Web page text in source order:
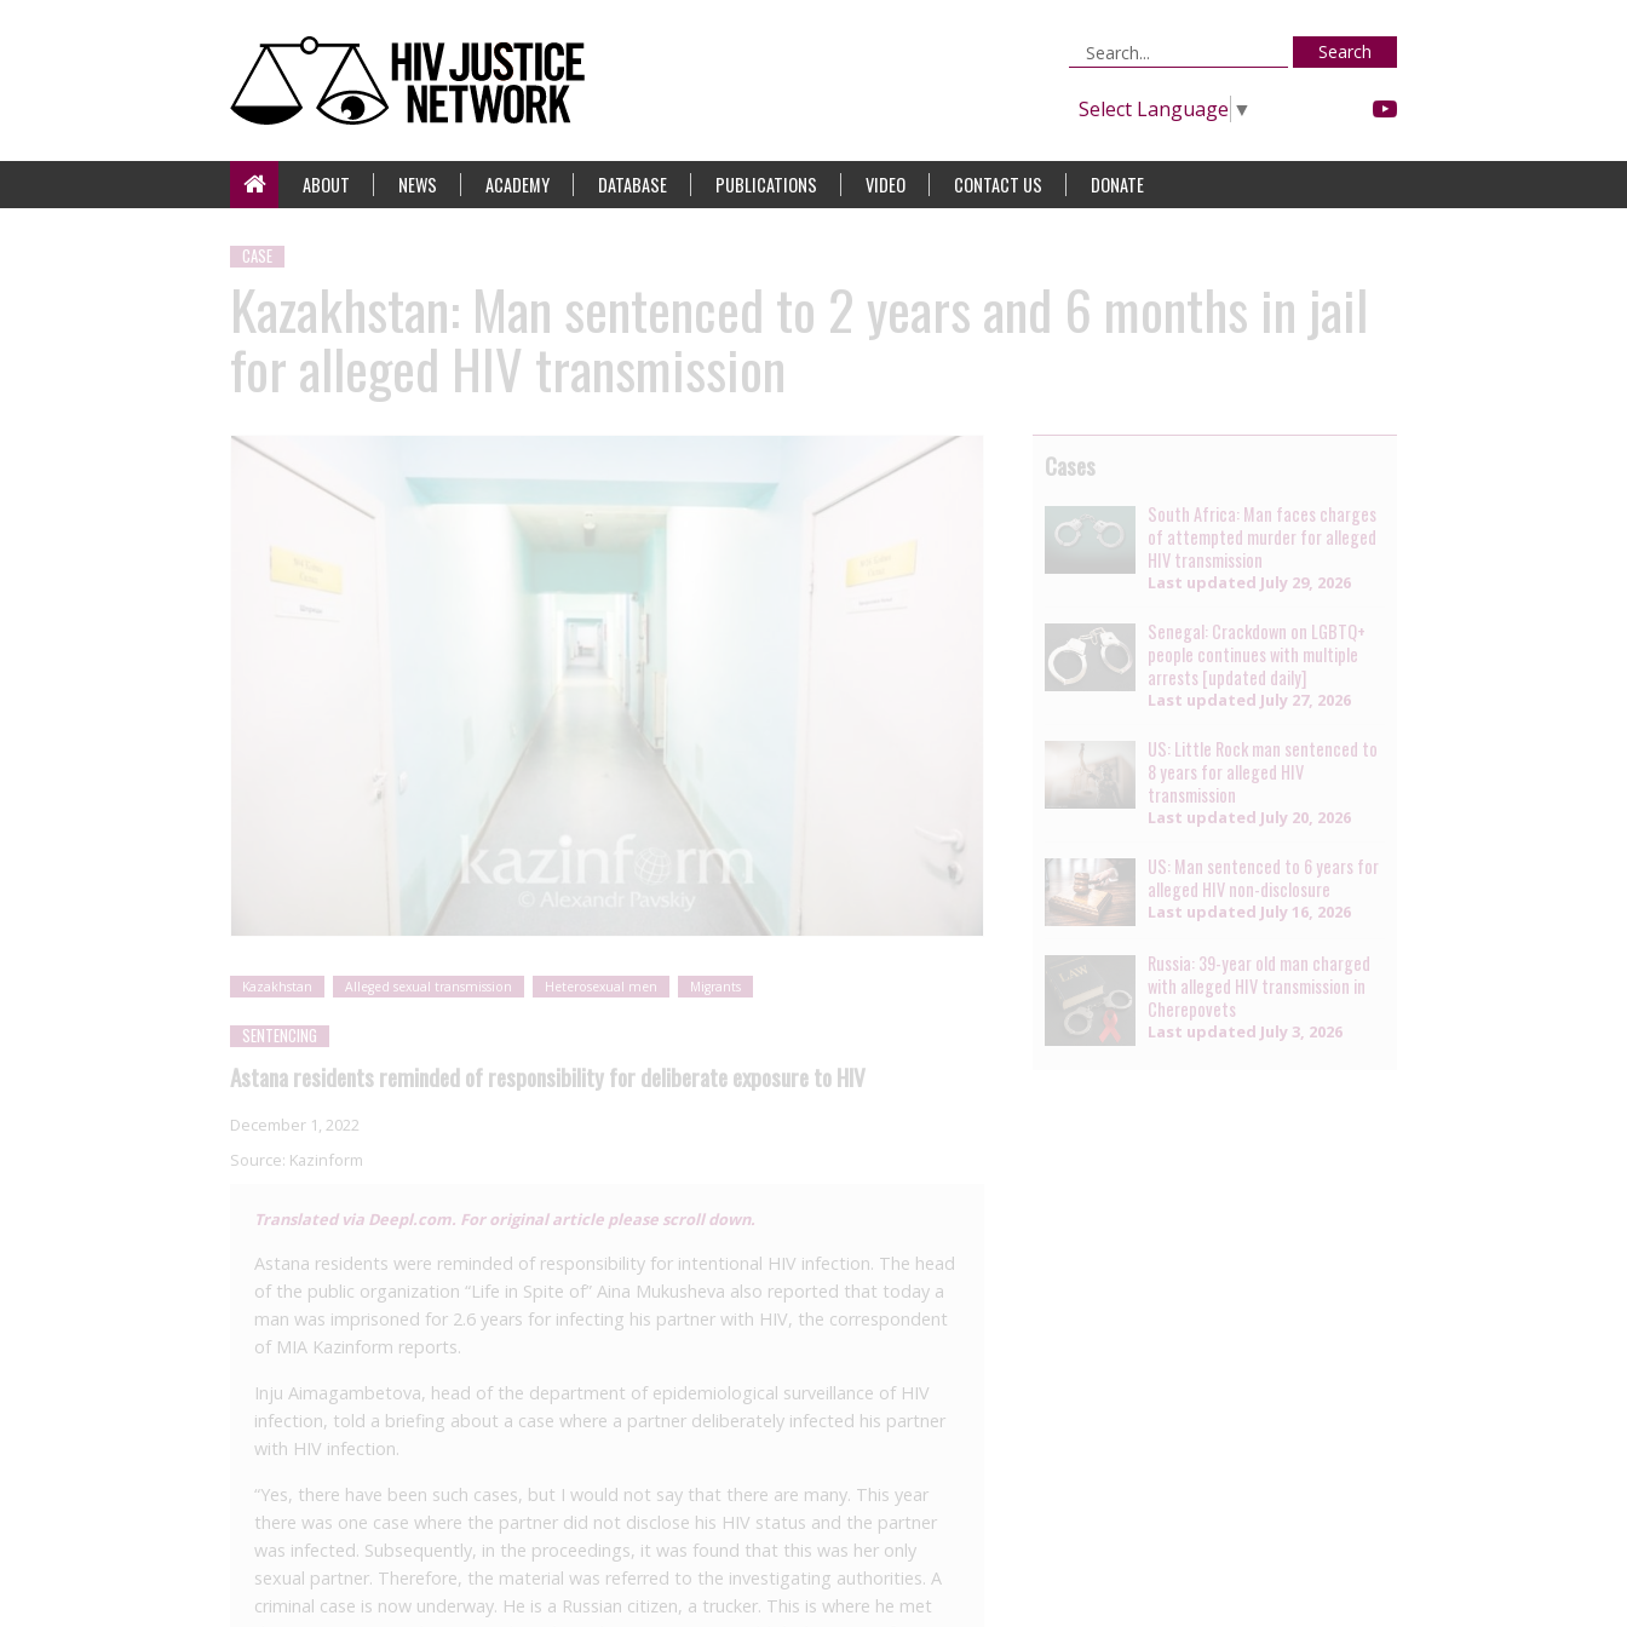
Search
Select Language ▼
ABOUT NEWS ACADEMY DATABASE PUBLICATIONS VIDEO CONTACT US DONATE
CASE
Kazakhstan: Man sentenced to 2 years and 6 months in jail
for alleged HIV transmission
Kazakhstan Alleged sexual transmission Heterosexual men Migrants
SENTENCING
Astana residents reminded of responsibility for deliberate exposure to HIV
December 1, 2022
Source: Kazinform
Translated via Deepl.com. For original article please scroll down.
Astana residents were reminded of responsibility for intentional HIV infection. The head
of the public organization “Life in Spite of” Aina Mukusheva also reported that today a
man was imprisoned for 2.6 years for infecting his partner with HIV, the correspondent
of MIA Kazinform reports.
Inju Aimagambetova, head of the department of epidemiological surveillance of HIV
infection, told a briefing about a case where a partner deliberately infected his partner
with HIV infection.
“Yes, there have been such cases, but I would not say that there are many. This year
there was one case where the partner did not disclose his HIV status and the partner
was infected. Subsequently, in the proceedings, it was found that this was her only
sexual partner. Therefore, the material was referred to the investigating authorities. A
criminal case is now underway. He is a Russian citizen, a trucker. This is where he met
Cases
South Africa: Man faces charges
of attempted murder for alleged
HIV transmission
Last updated July 29, 2026
Senegal: Crackdown on LGBTQ+
people continues with multiple
arrests [updated daily]
Last updated July 27, 2026
US: Little Rock man sentenced to
8 years for alleged HIV
transmission
Last updated July 20, 2026
US: Man sentenced to 6 years for
alleged HIV non-disclosure
Last updated July 16, 2026
Russia: 39-year old man charged
with alleged HIV transmission in
Cherepovets
Last updated July 3, 2026